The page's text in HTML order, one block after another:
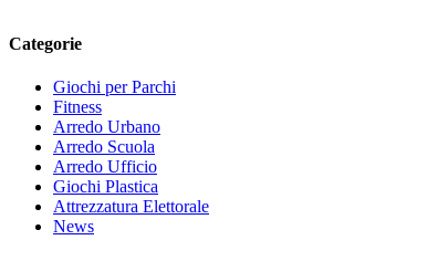
Categorie
Giochi per Parchi
Fitness
Arredo Urbano
Arredo Scuola
Arredo Ufficio
Giochi Plastica
Attrezzatura Elettorale
News